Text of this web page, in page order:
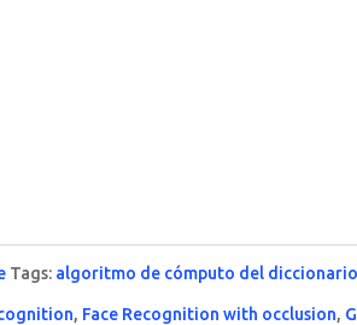
Tags: algoritmo de cómputo del diccionario
, Face Recognition with occlusion,